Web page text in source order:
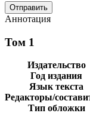
Аннотация
Том 1
Издательство
Год издания
Язык текста
Редакторы/
Тип обложки